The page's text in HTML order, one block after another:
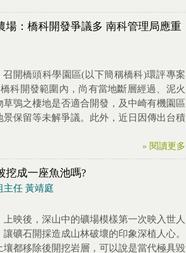
場：橋科開發爭議多 南科管理局應重
召開橋頭科學園區(以下簡稱橋科)環評專案
科開發範圍內，尚有當地斷層經過、泥火
鴞之棲地是否適合開發，及中崎有機園區
景保留等未解爭議。此外，近日因傳出台積
» 閱讀更多
挖成一座魚池嗎?
主任 黃靖庭
上映後，深山中的礦場模樣第一次映入世人
礦石開採造成山林破壞的印象深植人心。
都移除後開挖岩層，可以說是當代極具毀